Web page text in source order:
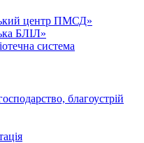
центр ПМСД»
БЛІЛ»
система
благоустрій